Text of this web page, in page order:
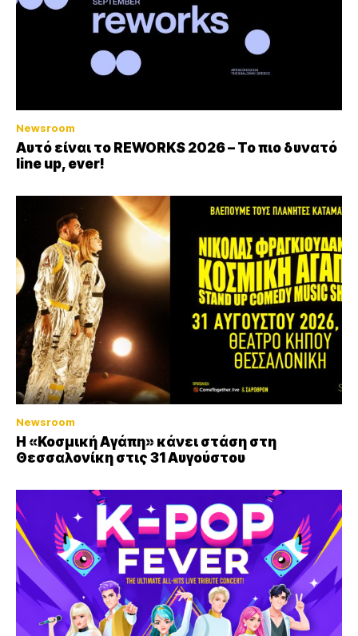
Newsroom
Αυτό είναι το REWORKS 2026 – Το πιο δυνατό
line up, ever!
Newsroom
Η «Κοσμική Αγάπη» κάνει στάση στη
Θεσσαλονίκη στις 31 Αυγούστου